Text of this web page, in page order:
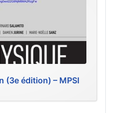
(3e édition) – MPSI